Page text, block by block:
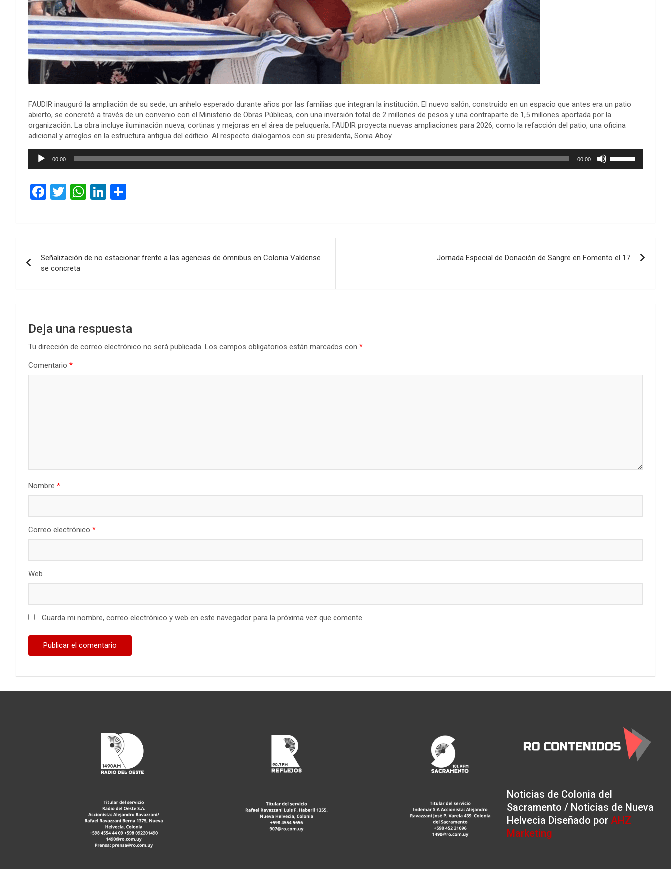
FAUDIR inauguró la ampliación de su sede, un anhelo esperado durante años por las familias que integran la institución. El nuevo salón, construido en un espacio que antes era un patio
abierto, se concretó a través de un convenio con el Ministerio de Obras Públicas, con una inversión total de 2 millones de pesos y una contraparte de 1,5 millones aportada por la
organización. La obra incluye iluminación nueva, cortinas y mejoras en el área de peluquería. FAUDIR proyecta nuevas ampliaciones para 2026, como la refacción del patio, una oficina
adicional y arreglos en la estructura antigua del edificio. Al respecto dialogamos con su presidenta, Sonia Aboy.
Reproductor
00:00 00:00
el
F
ce
o
o
k
T
tt
W
at
A
p
Li
ke
n
m
ar
de
entradas
Señalización de no estacionar frente a las agencias de ómnibus en Colonia Valdense
se concreta
Jornada Especial de Donación de Sangre en Fomento el 17
Deja una respuesta
Tu dirección de correo electrónico no será publicada. Los campos obligatorios están marcados con *
Comentario *
Nombre *
Correo electrónico *
Web
Guarda mi nombre, correo electrónico y web en este navegador para la próxima vez que comente.
Noticias de Colonia del
Sacramento / Noticias de Nueva
Helvecia Diseñado por AHZ
Marketing